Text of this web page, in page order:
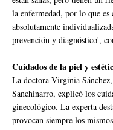
la enfermedad, por lo que es
absolutamente
prevención y diagnóstico',
Cuidados de la piel y
La doctora Virginia
Sanchinarro, explicó los
ginecológico. La experta
provocan siempre los